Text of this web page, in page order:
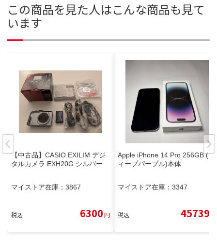
この商品を見た人はこんな商品も見て
います
【中古品】CASIO EXILIM デジ
タルカメラ EXH20G シルバー
マイストア在庫： 3867
税込 6300円
Apple iPhone 14 Pro 256GB (デ
ィープパープル)本体
マイストア在庫： 3347
税込 45739